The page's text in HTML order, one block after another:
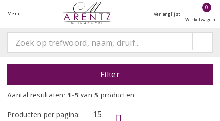
Menu Verlanglijst
0
Winkelwagen
Filter
Aantal resultaten: 1-5 van5 producten
Producten per pagina: